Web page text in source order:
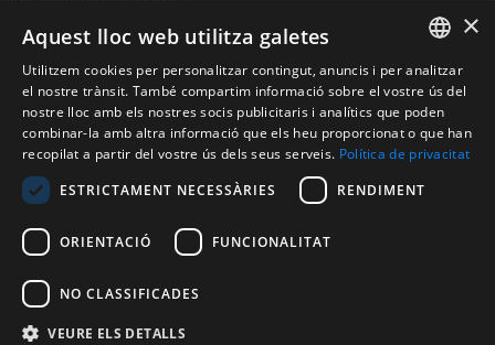
Segueix-nos
Amb el suport de:
CATALAN
ENGLISH
FRENCH
SPANISH
×
Aquest lloc web utilitza galetes
Utilitzem cookies per personalitzar contingut, anuncis i per analitzar
el nostre trànsit. També compartim informació sobre el vostre ús del
nostre lloc amb els nostres socis publicitaris i analítics que poden
combinar-la amb altra informació que els heu proporcionat o que han
recopilat a partir del vostre ús dels seus serveis. Política de privacitat
ESTRICTAMENT NECESSÀRIES
RENDIMENT
ORIENTACIÓ FUNCIONALITAT
NO CLASSIFICADES
VEURE ELS DETALLS